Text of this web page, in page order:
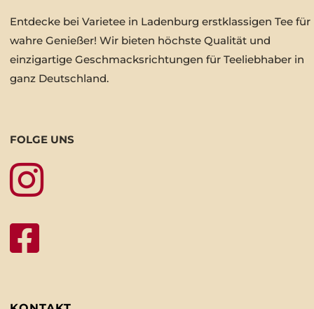
Entdecke bei Varietee in Ladenburg erstklassigen Tee für
wahre Genießer! Wir bieten höchste Qualität und
einzigartige Geschmacksrichtungen für Teeliebhaber in
ganz Deutschland.
FOLGE UNS

